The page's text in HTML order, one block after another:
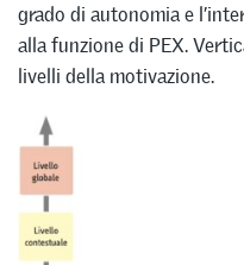
grado di autonomia e
alla funzione di PEX.
livelli della motivazione.